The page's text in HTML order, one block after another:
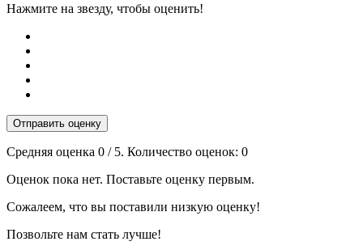
Нажмите на звезду, чтобы оценить!
Отправить оценку
Средняя оценка 0 / 5. Количество оценок: 0
Оценок пока нет. Поставьте оценку первым.
Сожалеем, что вы поставили низкую оценку!
Позвольте нам стать лучше!